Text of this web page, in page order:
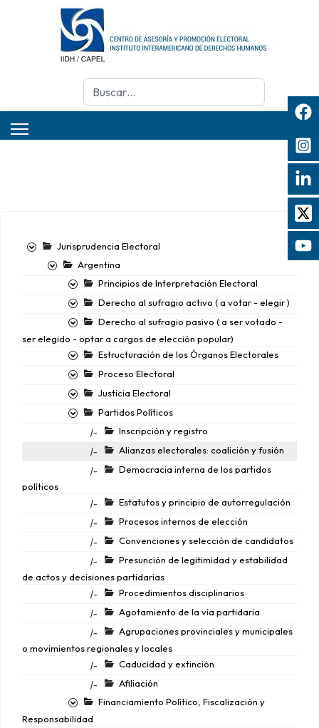
Buscar
Jurisprudencia Electoral
Argentina
Principios de Interpretación Electoral
Derecho al sufragio activo ( a votar - elegir )
Derecho al sufragio pasivo ( a ser votado -
ser elegido - optar a cargos de elección popular)
Estructuración de los Órganos Electorales
Proceso Electoral
Justicia Electoral
Partidos Políticos
|-
Inscripción y registro
|-
Alianzas electorales: coalición y fusión
|-
Democracia interna de los partidos
políticos
|-
Estatutos y principio de autorregulación
|-
Procesos internos de elección
|-
Convenciones y selección de candidatos
|-
Presunción de legitimidad y estabilidad
de actos y decisiones partidarias
|-
Procedimientos disciplinarios
|-
Agotamiento de la vía partidaria
|-
Agrupaciones provinciales y municipales
o movimientos regionales y locales
|-
Caducidad y extinción
|-
Afiliación
Financiamiento Político, Fiscalización y
Responsabilidad